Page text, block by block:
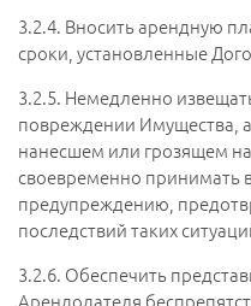
3.2.4. Вносить арендную
сроки, установленные
3.2.5. Немедленно
повреждении Имущества,
нанесшем или грозящем
своевременно принимать
предупреждению,
последствий таких
3.2.6. Обеспечить
Арендодателя